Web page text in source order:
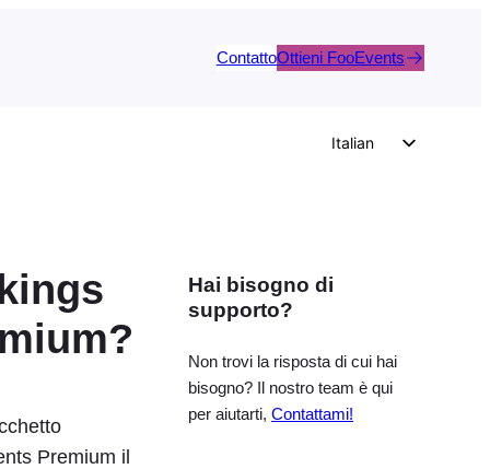
ContattoOttieni FooEvents
Italian
Spanish
French
Polish
Premium il
Hai bisogno di
supporto?
Non trovi la risposta di cui hai
bisogno? Il nostro team è qui
per aiutarti, Contattami!